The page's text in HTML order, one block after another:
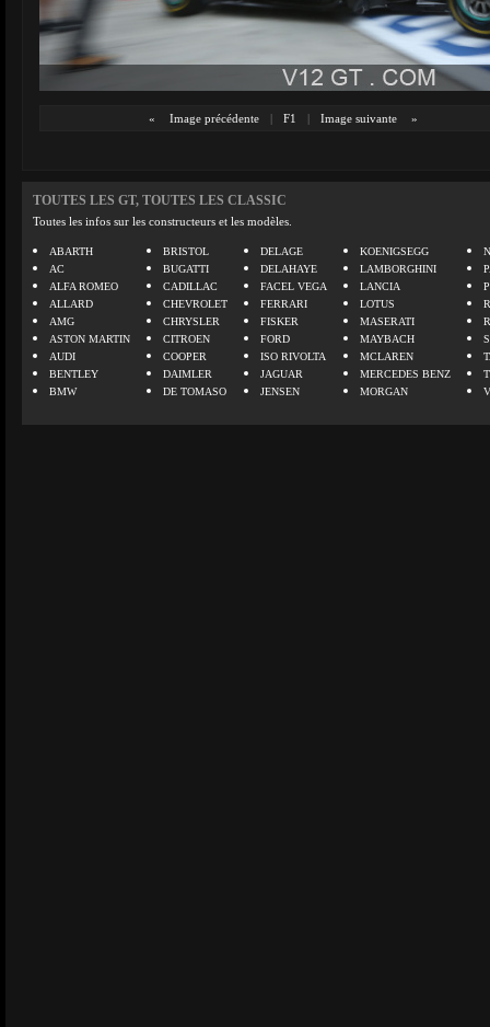
« Image précédente | F1 | Image suivante »
TOUTES LES GT, TOUTES LES CLASSIC
Toutes les infos sur les constructeurs et les modèles.
ABARTH
AC
ALFA ROMEO
ALLARD
AMG
ASTON MARTIN
AUDI
BENTLEY
BMW
BRISTOL
BUGATTI
CADILLAC
CHEVROLET
CHRYSLER
CITROEN
COOPER
DAIMLER
DE TOMASO
DELAGE
DELAHAYE
FACEL VEGA
FERRARI
FISKER
FORD
ISO RIVOLTA
JAGUAR
JENSEN
KOENIGSEGG
LAMBORGHINI
LANCIA
LOTUS
MASERATI
MAYBACH
MCLAREN
MERCEDES BENZ
MORGAN